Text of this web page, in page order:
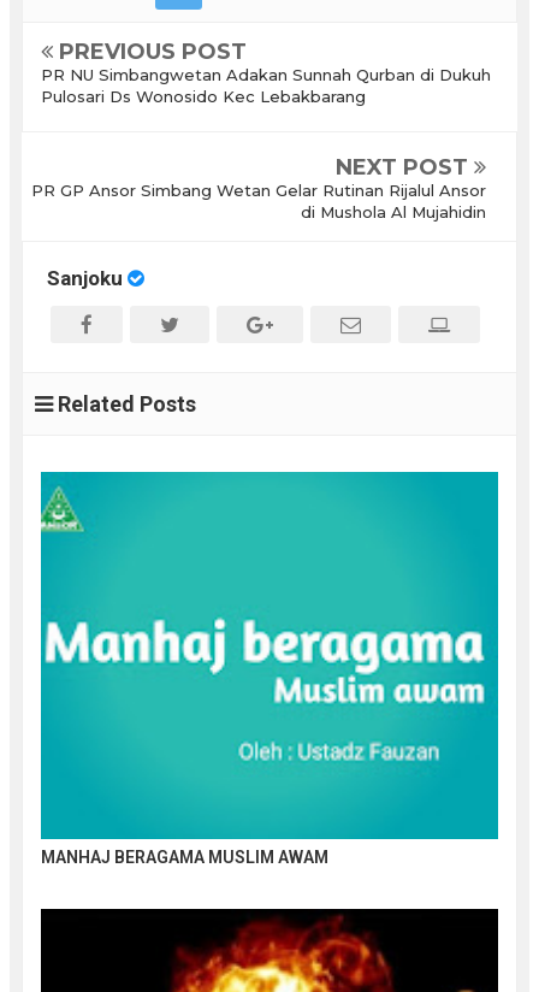
PREVIOUS POST
PR NU Simbangwetan Adakan Sunnah Qurban di Dukuh
Pulosari Ds Wonosido Kec Lebakbarang
NEXT POST
PR GP Ansor Simbang Wetan Gelar Rutinan Rijalul Ansor
di Mushola Al Mujahidin
Sanjoku
Related Posts
MANHAJ BERAGAMA MUSLIM AWAM